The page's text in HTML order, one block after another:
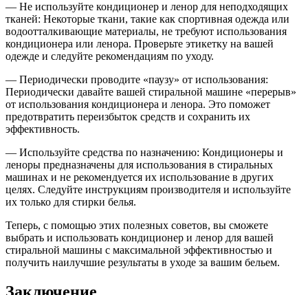
— Не используйте кондиционер и ленор для неподходящих
тканей: Некоторые ткани, такие как спортивная одежда или
водоотталкивающие материалы, не требуют использования
кондиционера или ленора. Проверьте этикетку на вашей
одежде и следуйте рекомендациям по уходу.
— Периодически проводите «паузу» от использования:
Периодически давайте вашей стиральной машине «перерыв»
от использования кондиционера и ленора. Это поможет
предотвратить переизбыток средств и сохранить их
эффективность.
— Используйте средства по назначению: Кондиционеры и
леноры предназначены для использования в стиральных
машинах и не рекомендуется их использование в других
целях. Следуйте инструкциям производителя и используйте
их только для стирки белья.
Теперь, с помощью этих полезных советов, вы сможете
выбрать и использовать кондиционер и ленор для вашей
стиральной машины с максимальной эффективностью и
получить наилучшие результаты в уходе за вашим бельем.